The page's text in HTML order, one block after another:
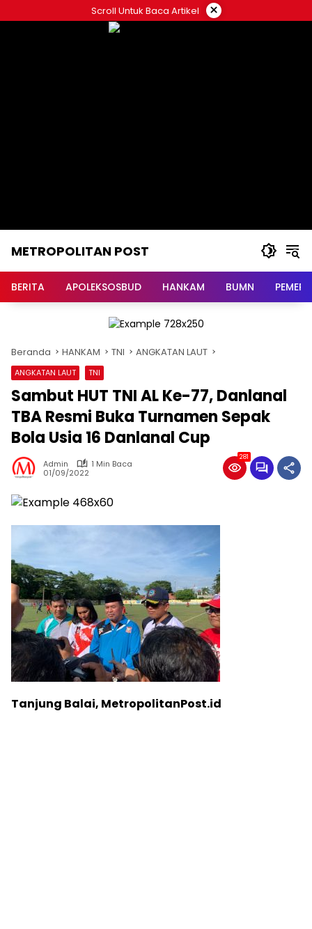
ke
Scroll Untuk Baca Artikel ×
METROPOLITAN POST
BERITA APOLEKSOSBUD HANKAM BUMN
Beranda HANKAM TNI ANGKATAN LAUT
ANGKATAN LAUT TNI
Sambut HUT TNI AL Ke-77, Danlanal
TBA Resmi Buka Turnamen Sepak
Bola Usia 16 Danlanal Cup
Admin
1 Min Baca
01/09/2022
281
Tanjung Balai, MetropolitanPost.id